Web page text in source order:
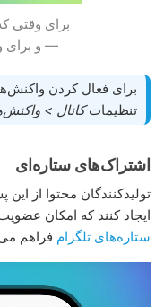
برای وقتی
— و برای
برای فعال کردن
تنظیماتکانال >
اشتراک‌های ستاره‌ای
تولیدکنندگان محتوا از این
ایجاد کنند که امکان
ستاره‌های تلگرام فراهم